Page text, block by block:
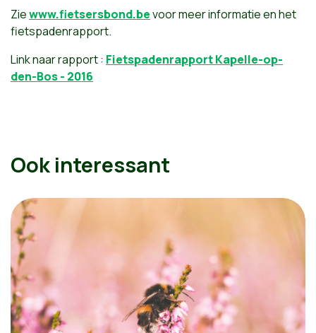
Ziewww.fietsersbond.bevoor meer informatie en het
fietspadenrapport.
Link naar rapport : Fietspadenrapport Kapelle-op-
den-Bos - 2016
Ook interessant